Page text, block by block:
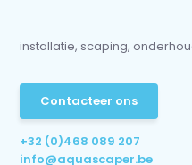
installatie, scaping,
Contacteer ons
+32 (0)468 089 207
info@aquascaper.be